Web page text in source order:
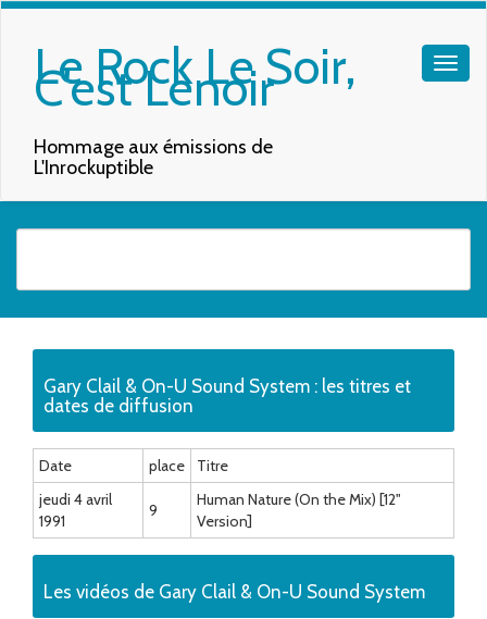
Le Rock Le Soir,
C'est Lenoir
Hommage aux émissions de
L'Inrockuptible
Gary Clail & On-U Sound System : les titres et
dates de diffusion
Date place
Titre
jeudi 4 avril
1991
9
Human Nature (On the Mix) [12"
Version]
Les vidéos de Gary Clail & On-U Sound System